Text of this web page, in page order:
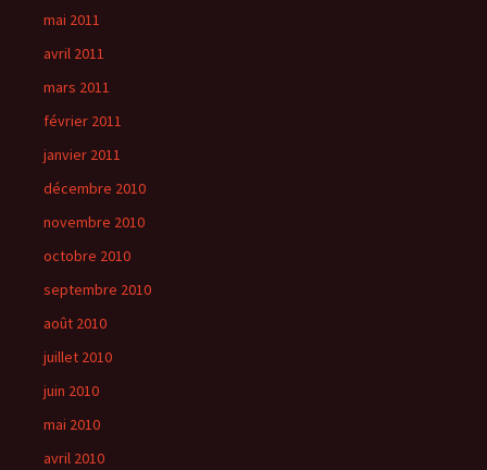
mai 2011
avril 2011
mars 2011
février 2011
janvier 2011
décembre 2010
novembre 2010
octobre 2010
septembre 2010
août 2010
juillet 2010
juin 2010
mai 2010
avril 2010